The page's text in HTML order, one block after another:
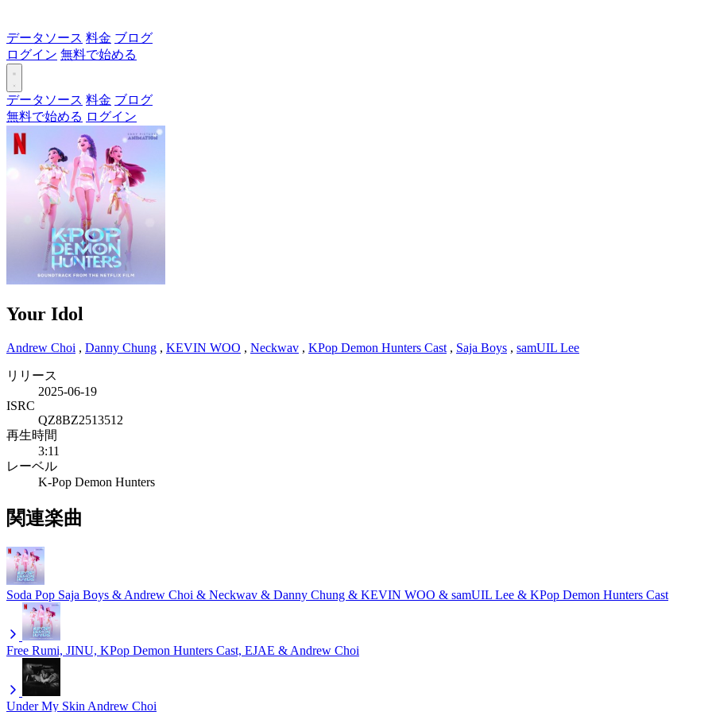
データソース 料金 ブログ
ログイン 無料で始める
データソース 料金 ブログ
無料で始める ログイン
Your Idol
Andrew Choi , Danny Chung , KEVIN WOO , Neckwav , KPop Demon Hunters Cast , Saja Boys , samUIL Lee
リリース
2025-06-19
ISRC
QZ8BZ2513512
再生時間
3:11
レーベル
K-Pop Demon Hunters
関連楽曲
Soda Pop Saja Boys & Andrew Choi & Neckwav & Danny Chung & KEVIN WOO & samUIL Lee & KPop Demon Hunters Cast
Free Rumi, JINU, KPop Demon Hunters Cast, EJAE & Andrew Choi
Under My Skin Andrew Choi